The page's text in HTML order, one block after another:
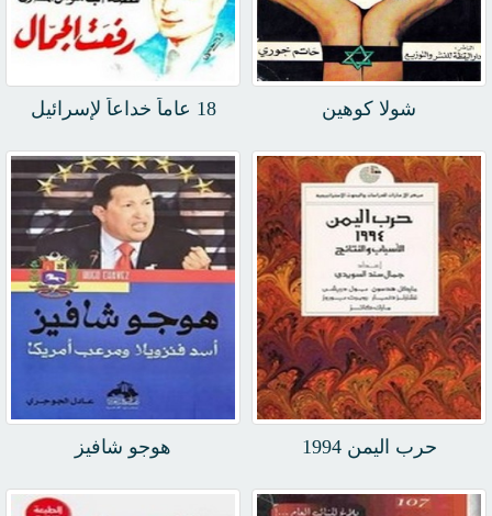
شولا كوهين 18 عاماً خداعاً لإسرائيل
حرب اليمن 1994 هوجو شافيز